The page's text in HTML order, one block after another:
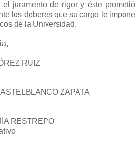
el juramento de rigor y éste prometió
los deberes que su cargo le impone
de la Universidad.
RUIZ
ZAPATA
RESTREPO